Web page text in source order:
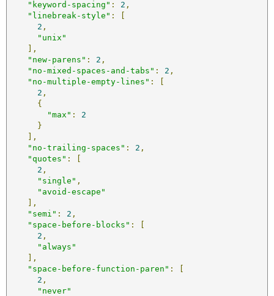
"keyword-spacing" : 2 ,
"linebreak-style" :
[
2 ,
"unix"
],
"new-parens" : 2 ,
"no-mixed-spaces-and-tabs" : 2 ,
"no-multiple-empty-lines" :
[
2 ,
{
"max" :
2
}
],
"no-trailing-spaces" : 2 ,
"quotes" :
[
2 ,
"single" ,
"avoid-escape"
],
"semi" : 2 ,
"space-before-blocks" :
[
2 ,
"always"
],
"space-before-function-paren" :
[
2 ,
"never"